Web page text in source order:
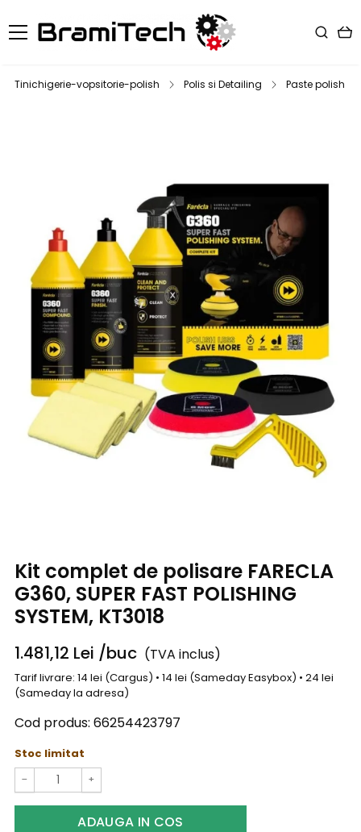
Tinichigerie-vopsitorie-polish Polis si Detailing Paste polish
Kit complet de polisare FARECLA
G360, SUPER FAST POLISHING
SYSTEM, KT3018
1.481,12 Lei /buc (TVA inclus)
Tarif livrare: 14 lei (Cargus) • 14 lei (Sameday Easybox) • 24 lei
(Sameday la adresa)
Cod produs: 66254423797
Stoc limitat
− +
ADAUGA IN COS